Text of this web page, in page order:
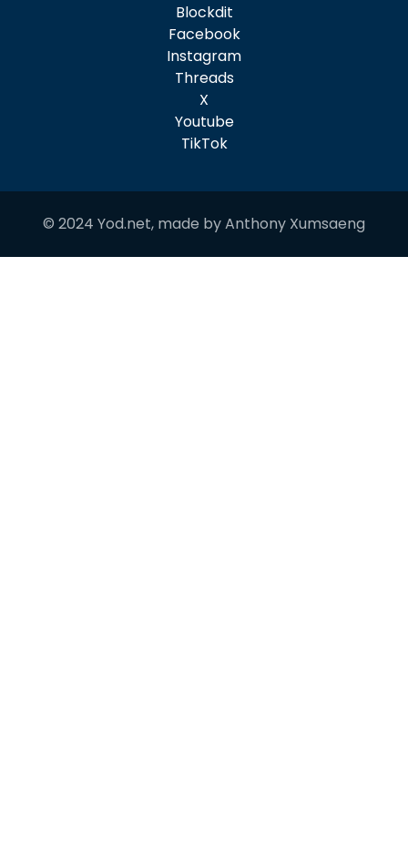
Blockdit
Facebook
Instagram
Threads
X
Youtube
TikTok
© 2024 Yod.net, made byAnthony Xumsaeng